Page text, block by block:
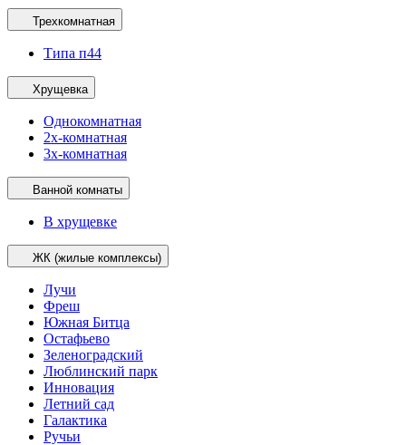
Трехкомнатная
Типа п44
Хрущевка
Однокомнатная
2х-комнатная
3х-комнатная
Ванной комнаты
В хрущевке
ЖК (жилые комплексы)
Лучи
Фреш
Южная Битца
Остафьево
Зеленоградский
Люблинский парк
Инновация
Летний сад
Галактика
Ручьи